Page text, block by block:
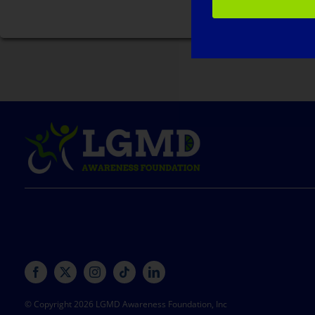
© Copyright 2026 LGMD Awareness Foundation, Inc